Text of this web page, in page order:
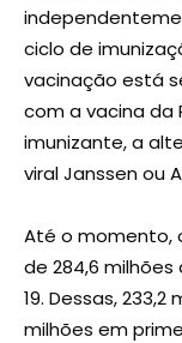
ciclo de
vacinação está
com a vacina da
imunizante, a
viral Janssen ou
Até o momento,
de 284,6
19. Dessas,
milhões em